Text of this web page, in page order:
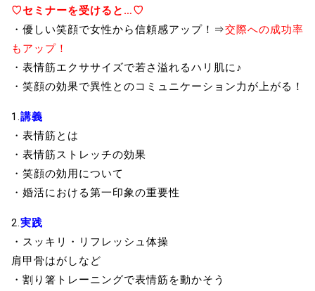
♡セミナーを受けると…♡
・優しい笑顔で女性から信頼感アップ！⇒交際への成功率
もアップ！
・表情筋エクササイズで若さ溢れるハリ肌に♪
・笑顔の効果で異性とのコミュニケーション力が上がる！
1.講義
・表情筋とは
・表情筋ストレッチの効果
・笑顔の効用について
・婚活における第一印象の重要性
2.実践
・スッキリ・リフレッシュ体操
肩甲骨はがしなど
・割り箸トレーニングで表情筋を動かそう